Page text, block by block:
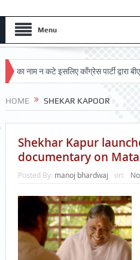
Menu
नाम न कटे इसलिए काँग्रेस पार्टी द्वारा
HOME SHEKAR KAPOOR
Shekhar Kapur
documentary on Mata
Posted By: manoj bhardwaj on: